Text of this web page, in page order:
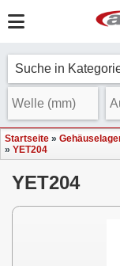
Suche in
Startseite »
» YET204
YET204